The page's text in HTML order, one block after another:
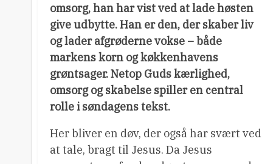
omsorg, han har vist ved at lade høsten
give udbytte. Han er den, der skaber liv
og lader afgrøderne vokse – både
markens korn og køkkenhavens
grøntsager. Netop Guds kærlighed,
omsorg og skabelse spiller en central
rolle i søndagens tekst.
Her bliver en døv, der også har svært ved
at tale, bragt til Jesus. Da Jesus